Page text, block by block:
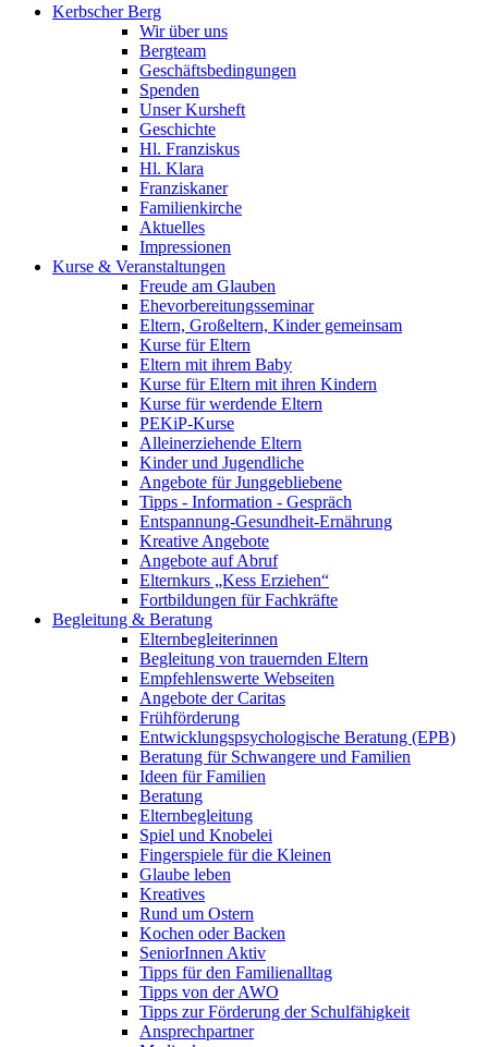
Kerbscher Berg
Wir über uns
Bergteam
Geschäftsbedingungen
Spenden
Unser Kursheft
Geschichte
Hl. Franziskus
Hl. Klara
Franziskaner
Familienkirche
Aktuelles
Impressionen
Kurse & Veranstaltungen
Freude am Glauben
Ehevorbereitungsseminar
Eltern, Großeltern, Kinder gemeinsam
Kurse für Eltern
Eltern mit ihrem Baby
Kurse für Eltern mit ihren Kindern
Kurse für werdende Eltern
PEKiP-Kurse
Alleinerziehende Eltern
Kinder und Jugendliche
Angebote für Junggebliebene
Tipps - Information - Gespräch
Entspannung-Gesundheit-Ernährung
Kreative Angebote
Angebote auf Abruf
Elternkurs „Kess Erziehen“
Fortbildungen für Fachkräfte
Begleitung & Beratung
Elternbegleiterinnen
Begleitung von trauernden Eltern
Empfehlenswerte Webseiten
Angebote der Caritas
Frühförderung
Entwicklungspsychologische Beratung (EPB)
Beratung für Schwangere und Familien
Ideen für Familien
Beratung
Elternbegleitung
Spiel und Knobelei
Fingerspiele für die Kleinen
Glaube leben
Kreatives
Rund um Ostern
Kochen oder Backen
SeniorInnen Aktiv
Tipps für den Familienalltag
Tipps von der AWO
Tipps zur Förderung der Schulfähigkeit
Ansprechpartner